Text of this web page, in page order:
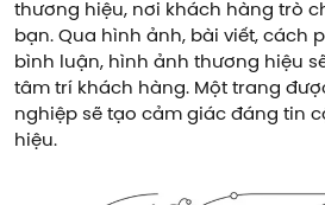
thương hiệu, nơi khách hàng trò
bạn. Qua hình ảnh, bài viết, cách
bình luận, hình ảnh thương hiệu
tâm trí khách hàng. Một trang
nghiệp sẽ tạo cảm giác đáng tin
hiệu.